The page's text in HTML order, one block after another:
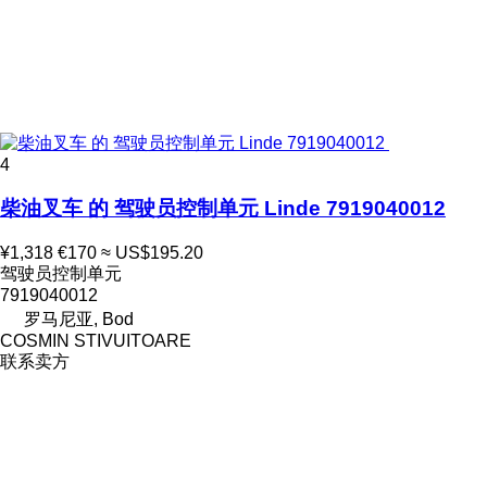
4
柴油叉车 的 驾驶员控制单元 Linde 7919040012
¥1,318 €170 ≈ US$195.20
驾驶员控制单元
7919040012
罗马尼亚, Bod
COSMIN STIVUITOARE
联系卖方